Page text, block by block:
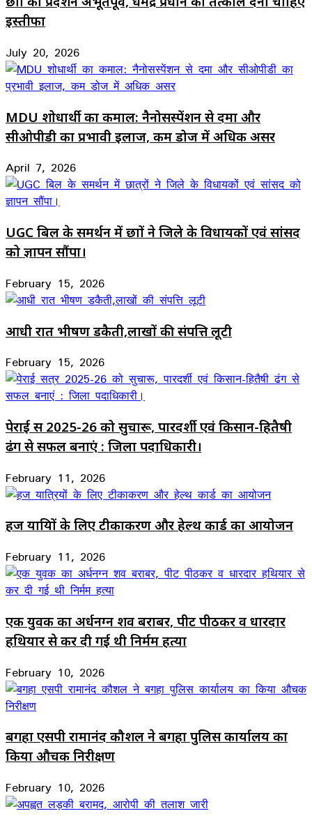
इस्तीफा
July 20, 2026
MDU शोधार्थी का कमाल: नैनोसस्पेंशन से दमा और
सीओपीडी का प्रभावी इलाज, कम डोज में अधिक असर
April 7, 2026
UGC बिल के समर्थन में छात्रों ने जिले के विधायकों एवं सांसद
को ज्ञापन सौंपा।
February 15, 2026
आधी रात भीषण डकैती,लाखों की संपत्ति लूटी
February 15, 2026
पेराई सत्र 2025-26 को सुचारू, पारदर्शी एवं किसान-हितैषी
ढंग से सफल बनाएं : जिला पदाधिकारी।
February 11, 2026
हज यात्रियों के लिए टीकाकरण और हेल्थ कार्ड का आयोजन
February 11, 2026
एक युवक का अर्धनग्न शव बराबर, पीट पीठकर व धारदार
हथियार से कर दी गई थी निर्मम हत्या
February 10, 2026
बगहा एसपी रामानंद कौशल ने बगहा पुलिस कार्यालय का
किया औचक निरीक्षण
February 10, 2026